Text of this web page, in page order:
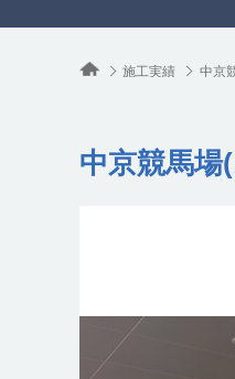
施工実績 中京
中京競馬場